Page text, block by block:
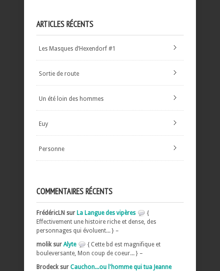
ARTICLES RÉCENTS
Les Masques d’Hexendorf #1
Sortie de route
Un été loin des hommes
Euy
Personne
COMMENTAIRES RÉCENTS
FrédéricLN sur La Langue des vipères
{
Effectivement une histoire riche et dense, des
personnages qui évoluent... } –
molik sur Alyte
{ Cette bd est magnifique et
bouleversante, Mon coup de coeur... } –
Brodeck sur Cauchon...ou l'homme qui tua Jeanne